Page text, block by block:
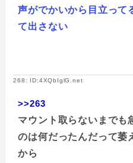
声がでかいから目立って
て出さない
268: ID:4XQbIglG.net
>>263
マウント取らないまでも
のは何だったんだって萎
から